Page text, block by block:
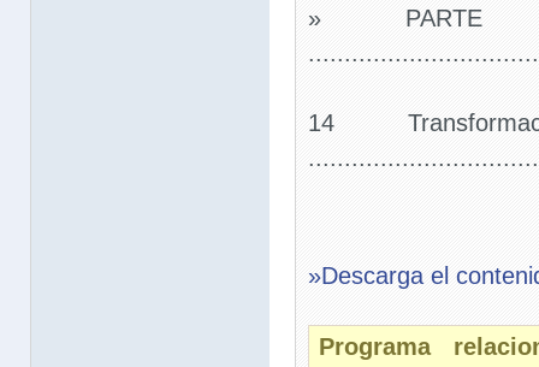
» PARTE
14
»Descarga el
Programa